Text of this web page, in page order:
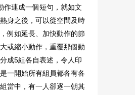
作連成一個短句，就如文
身之後，可以從空間及時
例如延長、加快動作的節
或縮小動作，重覆那個動
成5組各自表述，令人印
一開始所有組員都各有各
當中，有一人卻逐一朝其